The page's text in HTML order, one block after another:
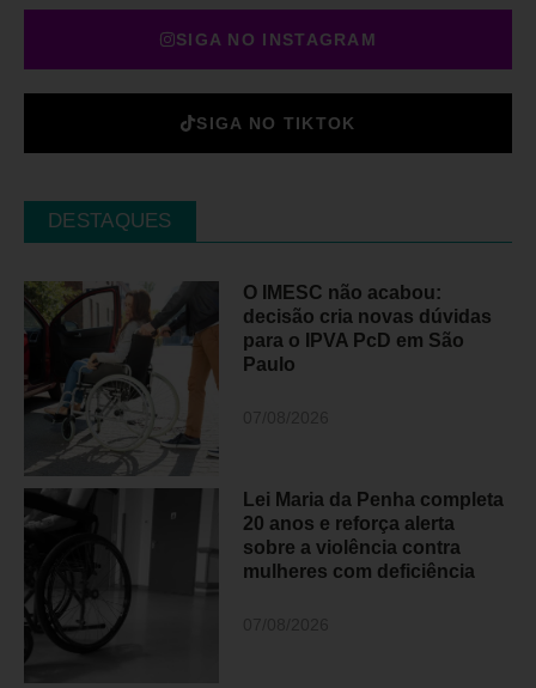
SIGA NO INSTAGRAM
SIGA NO TIKTOK
DESTAQUES
O IMESC não acabou:
decisão cria novas dúvidas
para o IPVA PcD em São
Paulo
Lei Maria da Penha completa
20 anos e reforça alerta
sobre a violência contra
mulheres com deficiência